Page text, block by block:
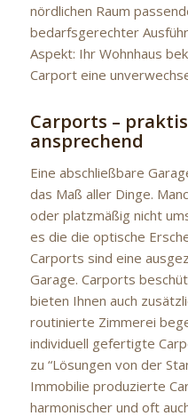
nördlichen Raum
bedarfsgerechter
Aspekt: Ihr Wohnhaus
Carport eine
Carports –
ansprechend
Eine abschließbare
das Maß aller Dinge.
oder platzmäßig nicht
es die die optische
Carports sind eine
Garage. Carports
bieten Ihnen auch
routinierte Zimmerei
individuell gefertigte
zu “Lösungen von der
Immobilie produzierte
harmonischer und oft